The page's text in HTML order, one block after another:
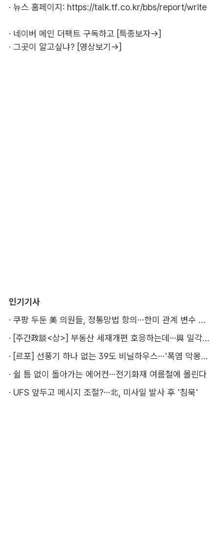
· 뉴스 홈페이지: https://talk.tf.co.kr/bbs/report/write
· 네이버 메인 더팩트 구독하고 [특종보자→]
· 그곳이 알고싶냐? [영상보기→]
인기기사
·
쿠팡 두둔 美 의원들, 정통망법 항의…한미 관계 변수 될까
·
[주간政談<상>] 부동산 세재개편 호응하는데…與 일각의 속내
·
[르포] 선풍기 하나 없는 39도 비닐하우스…'폭염 악몽' 꾸는 이주노동자
· 쉴 틈 없이 돌아가는 에어컨…전기화재 여름철에 몰린다
· UFS 앞두고 메시지 조절?…北, 미사일 발사 후 '침묵'